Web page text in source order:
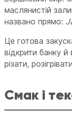
маслянистій
названо прямо:
Це готова
відкрити банку
різати,
Смак і